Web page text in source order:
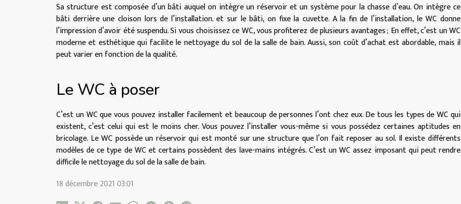
Sa structure est composée d’un bâti auquel on intègre un réservoir et un système pour la chasse d’eau. On intègre ce
bâti derrière une cloison lors de l’installation. et sur le bâti, on fixe la cuvette. A la fin de l’installation, le WC donne
l’impression d’avoir été suspendu. Si vous choisissez ce WC, vous profiterez de plusieurs avantages ; En effet, c’est un WC
moderne et esthétique qui facilite le nettoyage du sol de la salle de bain. Aussi, son coût d’achat est abordable, mais il
peut varier en fonction de la qualité.
Le WC à poser
C’est un WC que vous pouvez installer facilement et beaucoup de personnes l’ont chez eux. De tous les types de WC qui
existent, c’est celui qui est le moins cher. Vous pouvez l’installer vous-même si vous possédez certaines aptitudes en
bricolage. Le WC possède un réservoir qui est monté sur une structure que l’on fait reposer au sol. Il existe différents
modèles de ce type de WC et certains possèdent des lave-mains intégrés. C’est un WC assez imposant qui peut rendre
difficile le nettoyage du sol de la salle de bain.
18 décembre 2021 03:01